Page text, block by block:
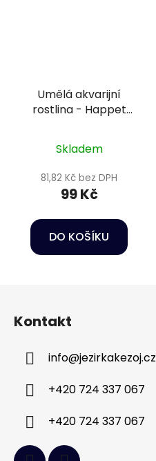
Umělá akvarijní
rostlina - Happet
Skladem
81,82 Kč bez DPH
99 Kč
DO KOŠÍKU
Kontakt
info@jezirkakezoj.cz
+420 724 337 067
+420 724 337 067